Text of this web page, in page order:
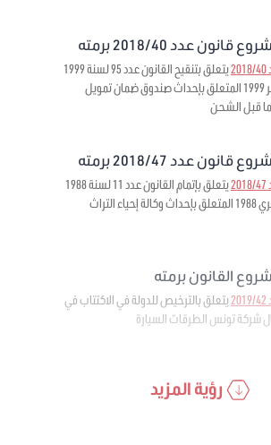
قانون عدد 2018/40 برمته
يتعلق بتنقيح القانون عدد 95 لسنة 1999
مؤرخ في 6 ديسمبر 1999 المتعلق بإحداث صندوق ضمان تمويل
ما قبل الشحن
قانون عدد 2018/47 برمته
يتعلق بإتمام القانون عدد 11 لسنة 1988
المؤرخ في 25 فيفري 1988 المتعلق بإحداث وكالة إحياء التراث
القانون برمته
يتعلق بالترخيص للدولة في الاكتتاب في
شركة تونس الطرقات السيارة
رؤية المزيد